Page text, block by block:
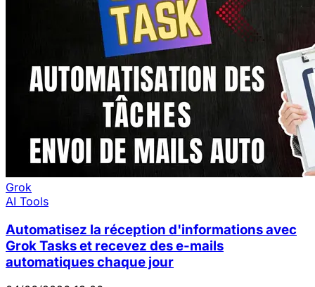
Grok
AI Tools
Automatisez la réception d'informations avec
Grok Tasks et recevez des e-mails
automatiques chaque jour